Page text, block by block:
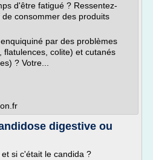
d'être fatigué ? Ressentez-
consommer des produits
par des problèmes
flatulences, colite) et cutanés
? Votre...
digestive ou
si c'était le candida ?